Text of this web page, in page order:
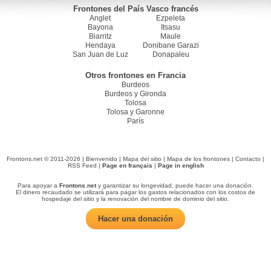
Frontones del País Vasco francés
Anglet
Bayona
Biarritz
Hendaya
San Juan de Luz
Ezpeleta
Itsasu
Maule
Donibane Garazi
Donapaleu
Otros frontones en Francia
Burdeos
Burdeos y Gironda
Tolosa
Tolosa y Garonne
París
Frontons.net © 2011-2026 | Bienvenido | Mapa del sitio | Mapa de los frontones | Contacto |
RSS Feed | Page en français | Page in english
Para apoyar a Frontons.nety garantizar su longevidad, puede hacer una donación.
El dinero recaudado se utilizará para pagar los gastos relacionados con los costos de
hospedaje del sitio y la renovación del nombre de dominio del sitio.
Hacer una donación